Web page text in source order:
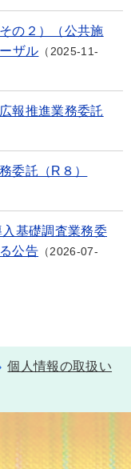
の２）（公共施
ザル
2025-11-
報推進業務委託
委託（R８）
基礎調査業務委
公告
2026-07-
個人情報の取扱い